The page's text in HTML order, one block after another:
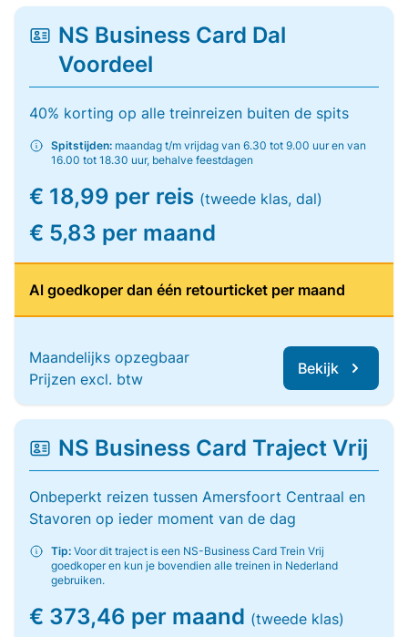
NS Business Card Dal
Voordeel
40% korting op alle treinreizen buiten de spits
Spitstijden: maandag t/m vrijdag van 6.30 tot 9.00 uur en van
16.00 tot 18.30 uur, behalve feestdagen
€ 18,99 per reis (tweede klas, dal)
€ 5,83 per maand
Al goedkoper dan één retourticket per maand
Maandelijks opzegbaar
Prijzen excl. btw
Bekijk
NS Business Card Traject Vrij
Onbeperkt reizen tussen Amersfoort Centraal en
Stavoren op ieder moment van de dag
Tip: Voor dit traject is een NS-Business Card Trein Vrij
goedkoper en kun je bovendien alle treinen in Nederland
gebruiken.
€ 373,46 per maand (tweede klas)